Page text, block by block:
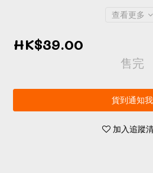
查看更多
HK$39.00
售完
貨到通知我
加入追蹤